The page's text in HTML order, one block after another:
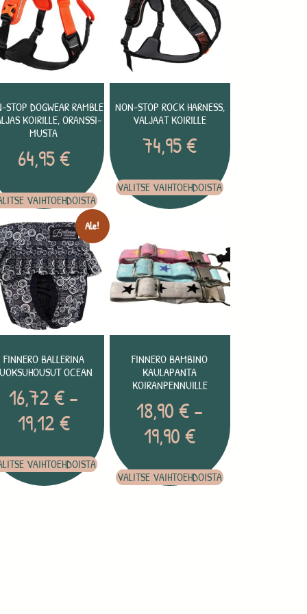
STOP DOGWEAR RAMBLE
KOIRILLE, ORANSSI-
MUSTA
64,95€
VAIHTOEHDOISTA
NON-STOP ROCK HARNESS,
VALJAAT KOIRILLE
74,95€
VALITSE VAIHTOEHDOISTA
Ale!
FINNERO BALLERINA
OCEAN
16,72€–
19,12€
VAIHTOEHDOISTA
FINNERO BAMBINO
KAULAPANTA
KOIRANPENNUILLE
18,90€–
19,90€
VALITSE VAIHTOEHDOISTA